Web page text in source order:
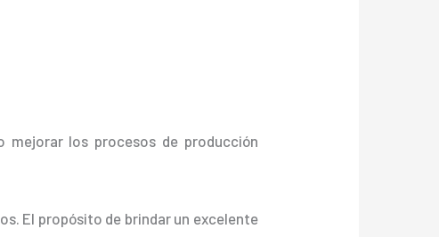
mejorar los procesos de producción
El propósito de brindar un excelente